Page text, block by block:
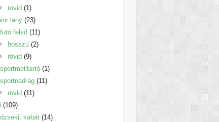
rövid 11
termék
lány 2323
termék
futó felső 1111
termék
hosszú 22
rövid 99
termék
sportmelltartó 11
sportnadrág 1111
rövid 1111
109109
termék
dzseki, kabát 1414